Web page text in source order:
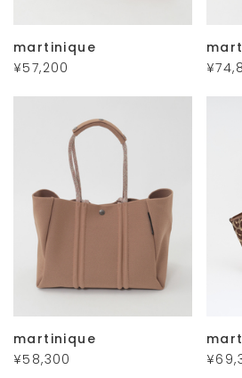
martinique
¥57,200
martinique
¥58,300